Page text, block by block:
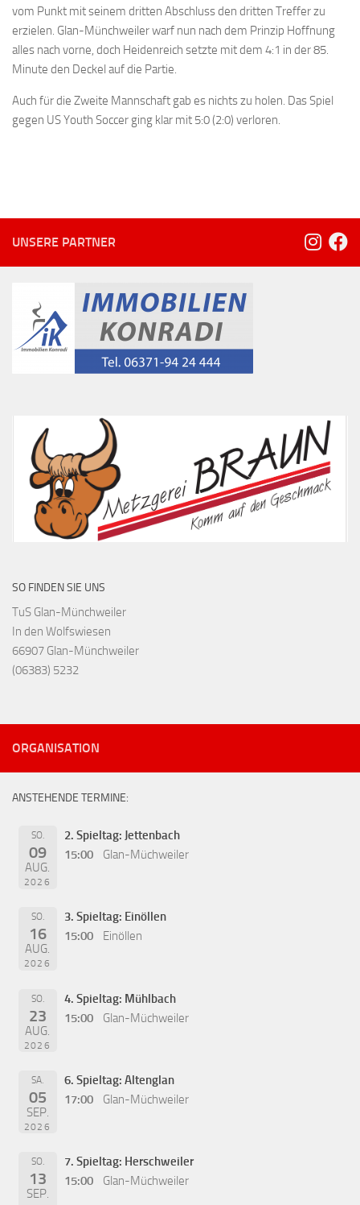
vom Punkt mit seinem dritten Abschluss den dritten Treffer zu
erzielen. Glan-Münchweiler warf nun nach dem Prinzip Hoffnung
alles nach vorne, doch Heidenreich setzte mit dem 4:1 in der 85.
Minute den Deckel auf die Partie.
Auch für die Zweite Mannschaft gab es nichts zu holen. Das Spiel
gegen US Youth Soccer ging klar mit 5:0 (2:0) verloren.
UNSERE PARTNER
SO FINDEN SIE UNS
TuS Glan-Münchweiler
In den Wolfswiesen
66907 Glan-Münchweiler
(06383) 5232
ORGANISATION
ANSTEHENDE TERMINE:
SO.
09
AUG.
2026
2. Spieltag: Jettenbach
15:00
Glan-Müchweiler
SO.
16
AUG.
2026
3. Spieltag: Einöllen
15:00
Einöllen
SO.
23
AUG.
2026
4. Spieltag: Mühlbach
15:00
Glan-Müchweiler
SA.
05
SEP.
2026
6. Spieltag: Altenglan
17:00
Glan-Müchweiler
SO.
13
SEP.
7. Spieltag: Herschweiler
15:00
Glan-Müchweiler